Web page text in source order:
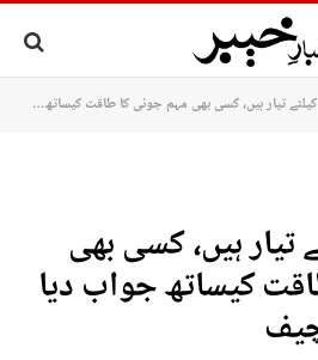
تیار ہیں، کسی بھی مہم جوئی کا طاقت کیساتھ جواب دیا جائے گا، آرمی چیف
تیار ہیں، کسی بھی
کیساتھ جواب دیا